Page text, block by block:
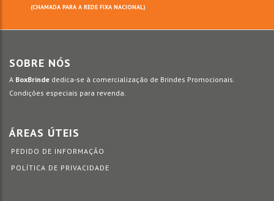
(CHAMADA PARA A REDE FIXA NACIONAL)
SOBRE NÓS
A BoxBrinde dedica-se à comercialização de Brindes Promocionais.
Condições especiais para revenda.
ÁREAS ÚTEIS
PEDIDO DE INFORMAÇÃO
POLÍTICA DE PRIVACIDADE